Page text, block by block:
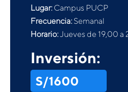
Lugar: Campus PUCP
Frecuencia: Semanal
Horario:Jueves de 19,00 a
Inversión:
S/1600